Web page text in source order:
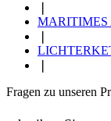
MARITIMES
Fragen zu unseren